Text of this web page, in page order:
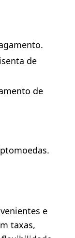
de
de
e
taxas,